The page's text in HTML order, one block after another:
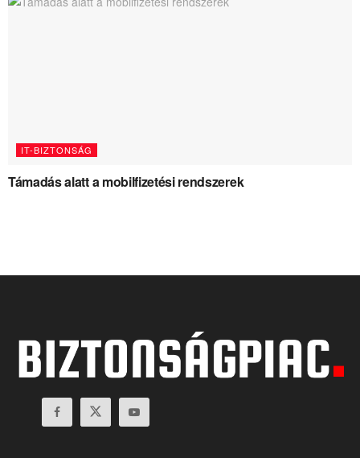
IT-BIZTONSÁG
Támadás alatt a mobilfizetési rendszerek